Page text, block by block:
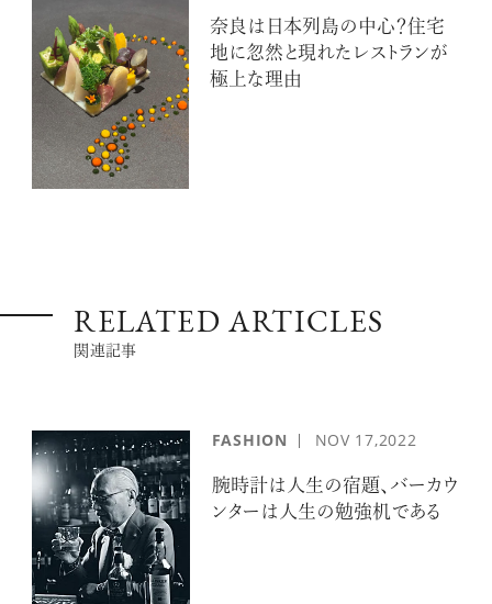
奈良は日本列島の中心？住宅
地に忽然と現れたレストランが
極上な理由
RELATED ARTICLES
関連記事
FASHION NOV 17,2022
腕時計は人生の宿題、バーカウ
ンターは人生の勉強机である